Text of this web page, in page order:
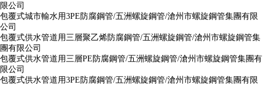
限公司
包覆式城市輸水用3PE防腐鋼管/五洲螺旋鋼管/滄州市螺旋鋼管集團有限
公司
包覆式供水管道用三層聚乙烯防腐鋼管/五洲螺旋鋼管/滄州市螺旋鋼管集
團有限公司
包覆式供水管道用三層PE防腐鋼管/五洲螺旋鋼管/滄州市螺旋鋼管集團有
限公司
包覆式供水管道用3PE防腐鋼管/五洲螺旋鋼管/滄州市螺旋鋼管集團有限